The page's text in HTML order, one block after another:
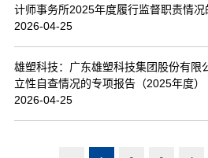
计师事务所2025年度履行监督职责情况
2026-04-25
雄塑科技：广东雄塑科技集团股份有限
立性自查情况的专项报告（2025年度）
2026-04-25